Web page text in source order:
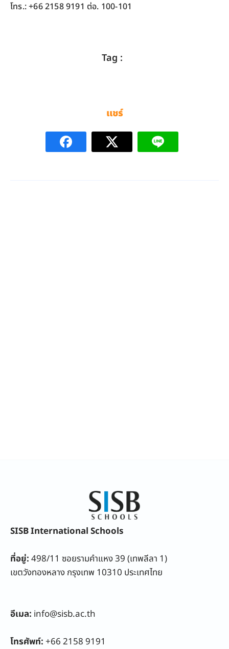
โทร.: +66 2158 9191 ต่อ. 100-101
Tag :
แชร์
SISB International Schools
ที่อยู่:498/11 ซอยรามคำแหง 39 (เทพลีลา 1)
เขตวังทองหลาง กรุงเทพ 10310 ประเทศไทย
อีเมล: info@sisb.ac.th
โทรศัพท์: +66 2158 9191